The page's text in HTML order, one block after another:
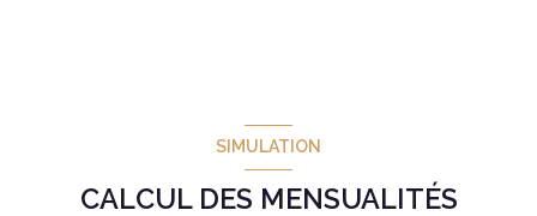
SIMULATION
CALCUL DES MENSUALITÉS